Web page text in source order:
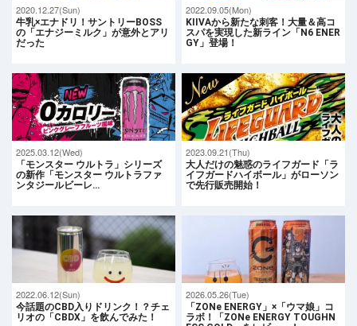
2020.12.27(Sun)
牛乳×エナドリ！サントリーBOSS
の「エナジーミルク」が意外とアリ
だった
2022.09.05(Mon)
KIIVAから新たな刺客！大量＆高コ
スパを実現した新ライン「N6 ENER
GY」登場！
2025.03.12(Wed)
「モンスター ウルトラ」シリーズ
の新作「モンスター ウルトラファ
ンタジールビーレ…
2023.09.21(Thu)
大人だけの魅惑のライフガード「ラ
イフガードハイボール」がローソン
で先行販売開始！
2022.06.12(Sun)
今話題のCBD入りドリンク！？チェ
リオの「CBDX」を飲んでみた！
2026.05.26(Tue)
「ZONe ENERGY」×「ウマ娘」コ
ラボ！「ZONe ENERGY TOUGHN